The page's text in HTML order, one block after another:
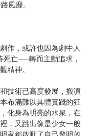
風靡。
作，或許也因為劇中人
亡──轉而主動追求，
精神。
技術已高度發展，搬演
布滿難以具體實踐的狂
化身為明亮的水泉，在
，又跳出像是少女一般
家都啟動了自己發明的